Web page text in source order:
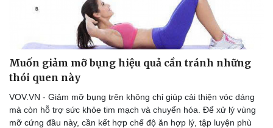
Muốn giảm mỡ bụng hiệu quả cần tránh những
thói quen này
VOV.VN - Giảm mỡ bụng trên không chỉ giúp cải thiện vóc dáng
mà còn hỗ trợ sức khỏe tim mạch và chuyển hóa. Để xử lý vùng
mỡ cứng đầu này, cần kết hợp chế độ ăn hợp lý, tập luyện phù